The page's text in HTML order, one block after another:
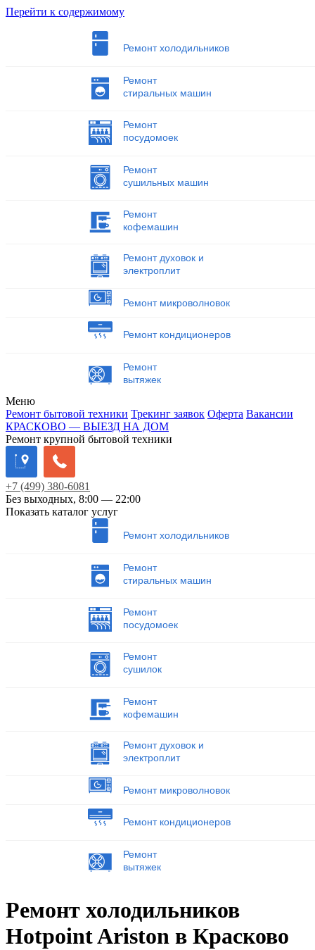
Перейти к содержимому
Ремонт холодильников
Ремонт
стиральных машин
Ремонт
посудомоек
Ремонт
сушильных машин
Ремонт
кофемашин
Ремонт духовок и
электроплит
Ремонт микроволновок
Ремонт кондиционеров
Ремонт
вытяжек
Меню
Ремонт бытовой техники Трекинг заявок Оферта Вакансии
КРАСКОВО — ВЫЕЗД НА ДОМ
Ремонт крупной бытовой техники
+7 (499) 380-6081
Без выходных, 8:00 — 22:00
Показать каталог услуг
Ремонт холодильников
Ремонт
стиральных машин
Ремонт
посудомоек
Ремонт
сушилок
Ремонт
кофемашин
Ремонт духовок и
электроплит
Ремонт микроволновок
Ремонт кондиционеров
Ремонт
вытяжек
Ремонт холодильников
Hotpoint Ariston в Красково